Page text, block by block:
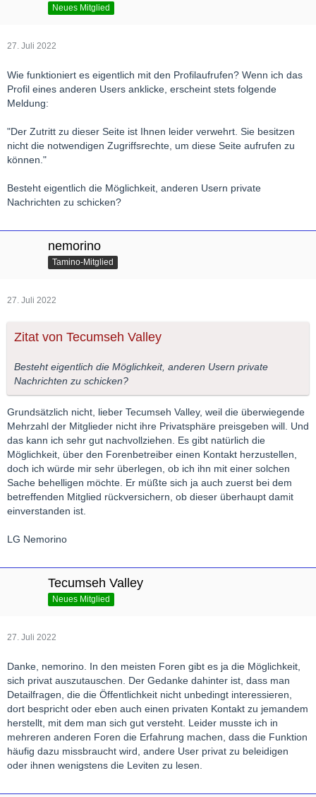
Neues Mitglied
27. Juli 2022
Wie funktioniert es eigentlich mit den Profilaufrufen? Wenn ich das
Profil eines anderen Users anklicke, erscheint stets folgende
Meldung:
"Der Zutritt zu dieser Seite ist Ihnen leider verwehrt. Sie besitzen
nicht die notwendigen Zugriffsrechte, um diese Seite aufrufen zu
können."
Besteht eigentlich die Möglichkeit, anderen Usern private
Nachrichten zu schicken?
nemorino
Tamino-Mitglied
27. Juli 2022
Zitat von Tecumseh Valley
Besteht eigentlich die Möglichkeit, anderen Usern private
Nachrichten zu schicken?
Grundsätzlich nicht, lieber Tecumseh Valley, weil die überwiegende
Mehrzahl der Mitglieder nicht ihre Privatsphäre preisgeben will. Und
das kann ich sehr gut nachvollziehen. Es gibt natürlich die
Möglichkeit, über den Forenbetreiber einen Kontakt herzustellen,
doch ich würde mir sehr überlegen, ob ich ihn mit einer solchen
Sache behelligen möchte. Er müßte sich ja auch zuerst bei dem
betreffenden Mitglied rückversichern, ob dieser überhaupt damit
einverstanden ist.
LG Nemorino
Tecumseh Valley
Neues Mitglied
27. Juli 2022
Danke, nemorino. In den meisten Foren gibt es ja die Möglichkeit,
sich privat auszutauschen. Der Gedanke dahinter ist, dass man
Detailfragen, die die Öffentlichkeit nicht unbedingt interessieren,
dort bespricht oder eben auch einen privaten Kontakt zu jemandem
herstellt, mit dem man sich gut versteht. Leider musste ich in
mehreren anderen Foren die Erfahrung machen, dass die Funktion
häufig dazu missbraucht wird, andere User privat zu beleidigen
oder ihnen wenigstens die Leviten zu lesen.